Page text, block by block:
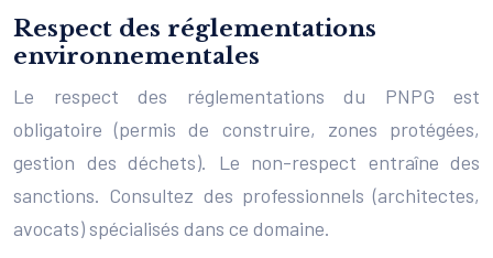
Respect des réglementations
environnementales
Le respect des réglementations du PNPG est
obligatoire (permis de construire, zones protégées,
gestion des déchets). Le non-respect entraîne des
sanctions. Consultez des professionnels (architectes,
avocats) spécialisés dans ce domaine.